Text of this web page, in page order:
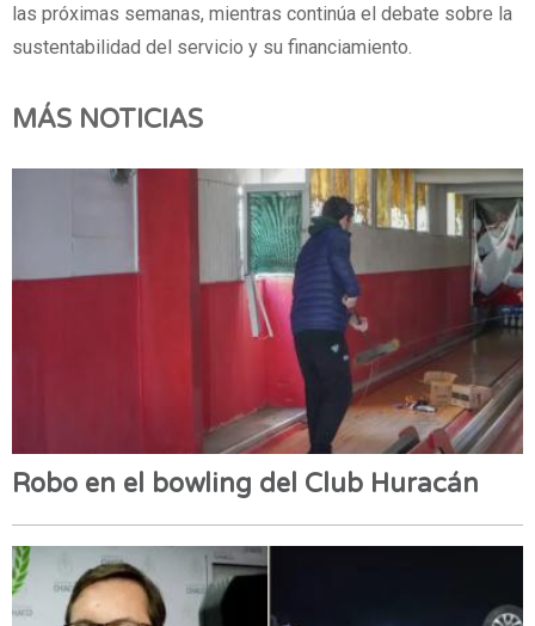
las próximas semanas, mientras continúa el debate sobre la
sustentabilidad del servicio y su financiamiento.
MÁS NOTICIAS
Robo en el bowling del Club Huracán